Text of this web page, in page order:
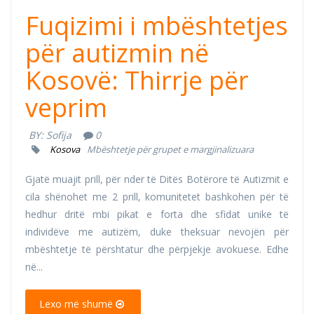
Fuqizimi i mbështetjes
për autizmin në
Kosovë: Thirrje për
veprim
BY: Sofija 0
Kosova Mbështetje për grupet e margjinalizuara
Gjatë muajit prill, për nder të Ditës Botërore të Autizmit e
cila shënohet me 2 prill, komunitetet bashkohen për të
hedhur dritë mbi pikat e forta dhe sfidat unike të
individëve me autizëm, duke theksuar nevojën për
mbështetje të përshtatur dhe përpjekje avokuese. Edhe
në...
Lexo më shumë